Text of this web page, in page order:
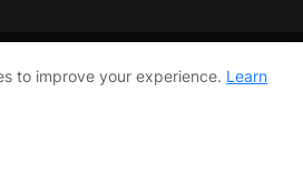
Privacy Policy
Contact Us
to improve your experience. Learn